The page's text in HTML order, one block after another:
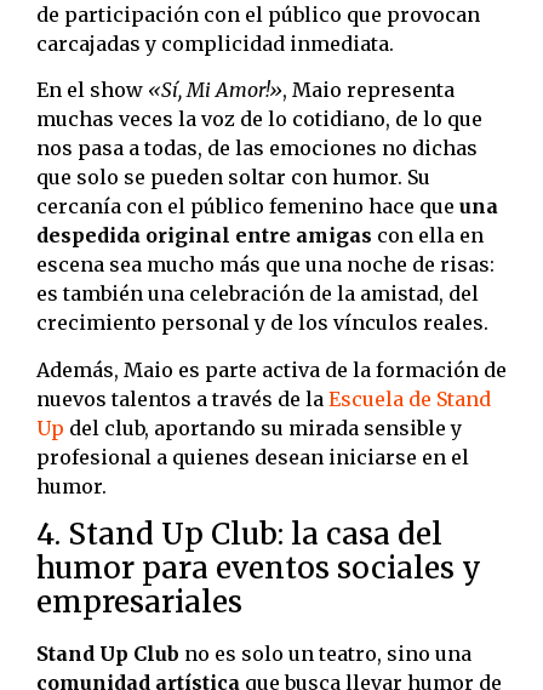
de participación con el público que provocan
carcajadas y complicidad inmediata.
En el show «Sí, Mi Amor!», Maio representa
muchas veces la voz de lo cotidiano, de lo que
nos pasa a todas, de las emociones no dichas
que solo se pueden soltar con humor. Su
cercanía con el público femenino hace que una
despedida original entre amigas con ella en
escena sea mucho más que una noche de risas:
es también una celebración de la amistad, del
crecimiento personal y de los vínculos reales.
Además, Maio es parte activa de la formación de
nuevos talentos a través de la Escuela de Stand
Up del club, aportando su mirada sensible y
profesional a quienes desean iniciarse en el
humor.
4. Stand Up Club: la casa del
humor para eventos sociales y
empresariales
Stand Up Club no es solo un teatro, sino una
comunidad artística que busca llevar humor de